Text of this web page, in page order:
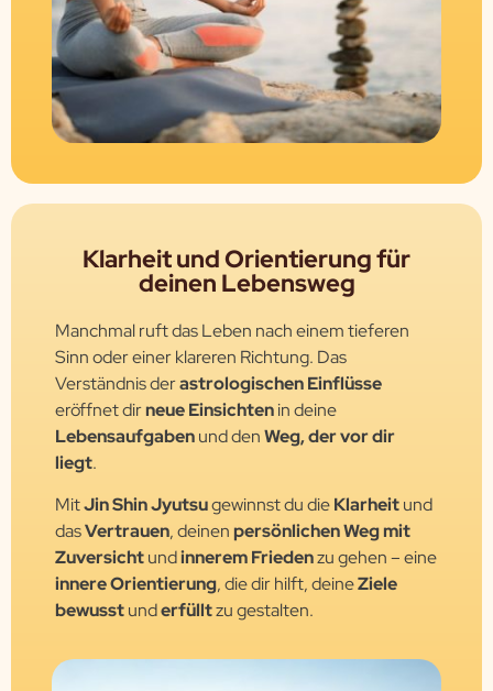
Klarheit und Orientierung für
deinen Lebensweg
Manchmal ruft das Leben nach einem tieferen
Sinn oder einer klareren Richtung. Das
Verständnis derastrologischen Einflüsse
eröffnet dirneue Einsichtenin deine
Lebensaufgabenund denWeg, der vor dir
liegt.
MitJin Shin Jyutsugewinnst du dieKlarheitund
dasVertrauen, deinenpersönlichen Weg mit
Zuversichtundinnerem Friedenzu gehen – eine
innere Orientierung, die dir hilft, deineZiele
bewusstunderfülltzu gestalten.